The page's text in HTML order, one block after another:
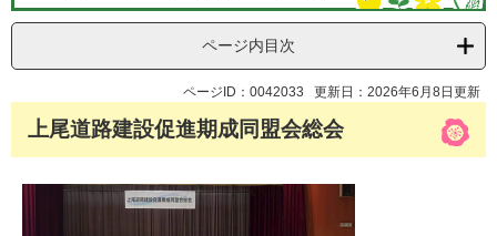
ページ内目次
ページID：0042033 更新日：2026年6月8日更新
上尾道路建設促進期成同盟会総会